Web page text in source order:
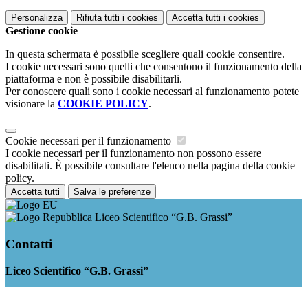
Personalizza Rifiuta tutti i cookies Accetta tutti i cookies
Gestione cookie
In questa schermata è possibile scegliere quali cookie consentire.
I cookie necessari sono quelli che consentono il funzionamento della
piattaforma e non è possibile disabilitarli.
Per conoscere quali sono i cookie necessari al funzionamento potete
visionare la COOKIE POLICY.
Cookie necessari per il funzionamento
I cookie necessari per il funzionamento non possono essere
disabilitati. È possibile consultare l'elenco nella pagina della cookie
policy.
Accetta tutti Salva le preferenze
Liceo Scientifico “G.B. Grassi”
Contatti
Liceo Scientifico “G.B. Grassi”